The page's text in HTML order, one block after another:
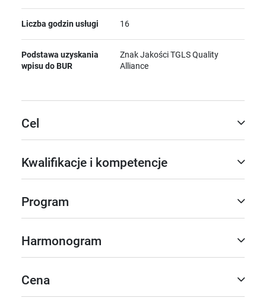
Liczba godzin usługi 16
Podstawa uzyskania
wpisu do BUR
Znak Jakości TGLS Quality
Alliance
Cel
Kwalifikacje i kompetencje
Program
Harmonogram
Cena